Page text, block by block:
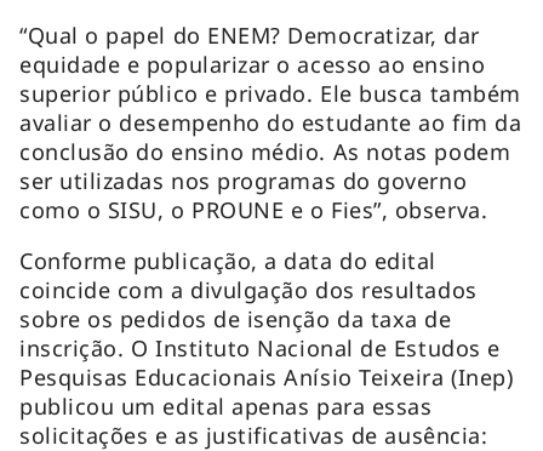
“Qual o papel do ENEM? Democratizar, dar
equidade e popularizar o acesso ao ensino
superior público e privado. Ele busca também
avaliar o desempenho do estudante ao fim da
conclusão do ensino médio. As notas podem
ser utilizadas nos programas do governo
como o SISU, o PROUNE e o Fies”, observa.
Conforme publicação, a data do edital
coincide com a divulgação dos resultados
sobre os pedidos de isenção da taxa de
inscrição. O Instituto Nacional de Estudos e
Pesquisas Educacionais Anísio Teixeira (Inep)
publicou um edital apenas para essas
solicitações e as justificativas de ausência: